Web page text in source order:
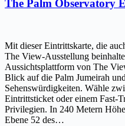
The Palm Observatory
Mit dieser Eintrittskarte, die
The View-Ausstellung
Aussichtsplattform von The
Blick auf die Palm Jumeirah
Sehenswürdigkeiten. Wähle
Eintrittsticket oder einem Fast-
Privilegien. In 240 Metern
Ebene 52 des…